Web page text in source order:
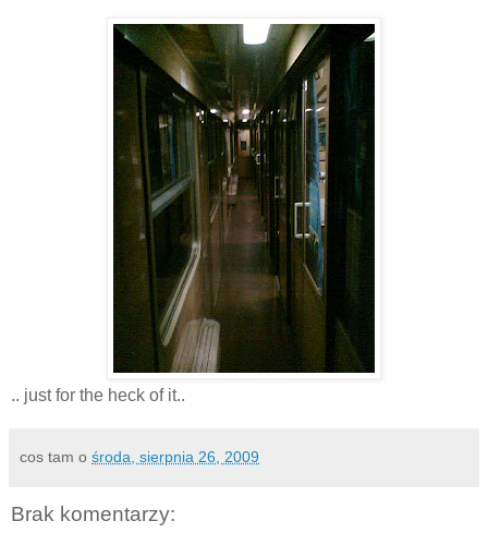
.. just for the heck of it..
cos tam o środa, sierpnia 26, 2009
Brak komentarzy: